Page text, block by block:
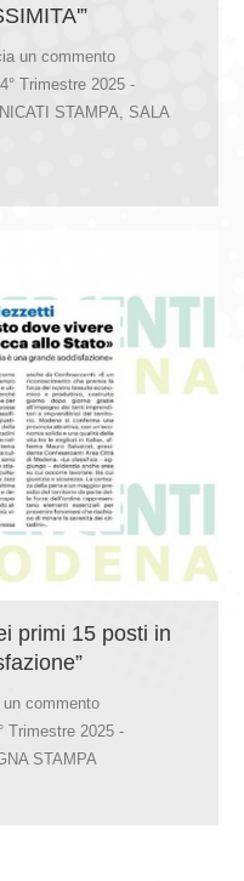
un commento
4° Trimestre 2025 -
STAMPA
SALA
primi 15 posti in
un commento
Trimestre 2025 -
STAMPA